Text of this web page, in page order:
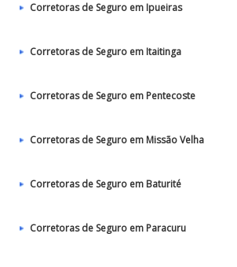
Corretoras de Seguro em Ipueiras
Corretoras de Seguro em Itaitinga
Corretoras de Seguro em Pentecoste
Corretoras de Seguro em Missão Velha
Corretoras de Seguro em Baturité
Corretoras de Seguro em Paracuru